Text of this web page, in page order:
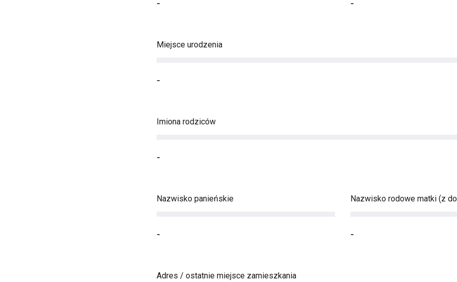
- -
Miejsce urodzenia
-
Imiona rodziców
-
Nazwisko panieńskie
-
Nazwisko rodowe matki (z
-
Adres / ostatnie miejsce zamieszkania